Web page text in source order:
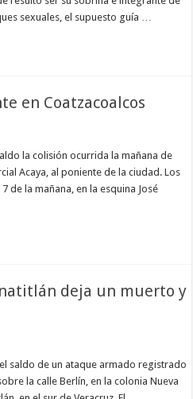
sexuales, el supuesto guía …
en Coatzacoalcos
la colisión ocurrida la mañana de
Acaya, al poniente de la ciudad. Los
de la mañana, en la esquina José
deja un muerto y
saldo de un ataque armado registrado
la calle Berlín, en la colonia Nueva